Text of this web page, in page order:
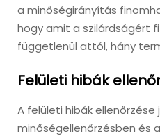
a minőségirányítás
hogy amit a szilárdságért
függetlenül attól, hány
Felületi hibák
A felületi hibák
minőségellenőrzésben és